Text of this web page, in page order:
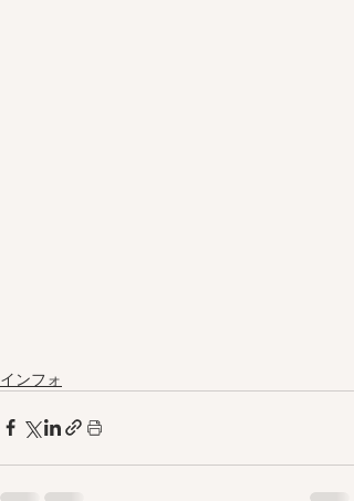
インフォ